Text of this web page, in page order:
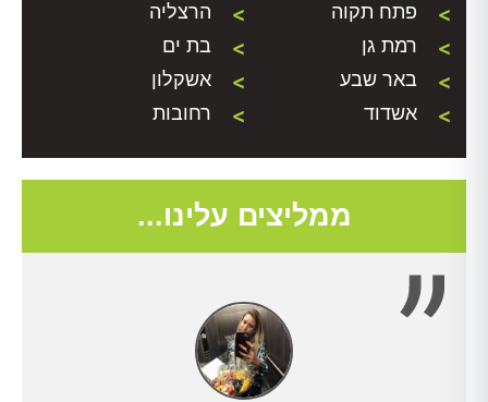
פתח תקוה
הרצליה
רמת גן
בת ים
באר שבע
אשקלון
אשדוד
רחובות
ממליצים עלינו...